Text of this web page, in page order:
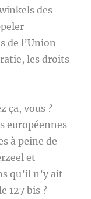
des
de l’Union
les droits
ça, vous ?
européennes
à peine de
et
qu’il n’y ait
127 bis ?